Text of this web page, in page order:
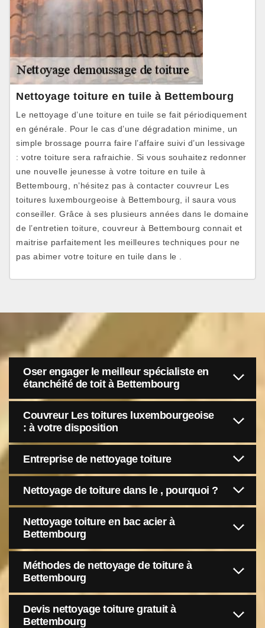
Nettoyage toiture en tuile à Bettembourg
Le nettoyage d’une toiture en tuile se fait périodiquement
en générale. Pour le cas d’une dégradation minime, un
simple brossage pourra faire l’affaire suivi d’un lessivage
: votre toiture sera rafraichie. Si vous souhaitez redonner
une nouvelle jeunesse à votre toiture en tuile à
Bettembourg, n’hésitez pas à contacter couvreur Les
toitures luxembourgeoise à Bettembourg, il saura vous
conseiller. Grâce à ses plusieurs années dans le domaine
de l’entretien toiture, couvreur à Bettembourg connait et
maitrise parfaitement les meilleures techniques pour ne
pas abimer votre toiture en tuile dans le .
Oser engager le meilleur spécialiste en
étanchéité de toit à Bettembourg
Couvreur Les toitures luxembourgeoise
: à votre disposition
Entreprise de nettoyage toiture
Nettoyage de toiture dans le , pourquoi ?
Nettoyage toiture en bac acier à
Bettembourg
Méthodes de nettoyage de toiture à
Bettembourg
Devis nettoyage toiture gratuit à
Bettembourg